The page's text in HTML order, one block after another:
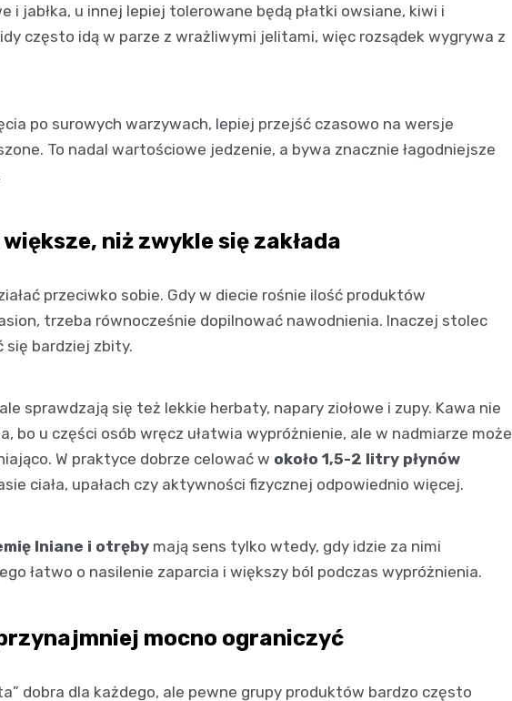
i jabłka, u innej lepiej tolerowane będą płatki owsiane, kiwi i
często idą w parze z wrażliwymi jelitami, więc rozsądek wygrywa z
po surowych warzywach, lepiej przejść czasowo na wersje
To nadal wartościowe jedzenie, a bywa znacznie łagodniejsze
niż zwykle się zakłada
przeciwko sobie. Gdy w diecie rośnie ilość produktów
trzeba równocześnie dopilnować nawodnienia. Inaczej stolec
się bardziej zbity.
sprawdzają się też lekkie herbaty, napary ziołowe i zupy. Kawa nie
bo u części osób wręcz ułatwia wypróżnienie, ale w nadmiarze może
W praktyce dobrze celować w około 1,5-2 litry płynów
ciała, upałach czy aktywności fizycznej odpowiednio więcej.
lniane i otręby mają sens tylko wtedy, gdy idzie za nimi
łatwo o nasilenie zaparcia i większy ból podczas wypróżnienia.
mocno ograniczyć
dobra dla każdego, ale pewne grupy produktów bardzo często